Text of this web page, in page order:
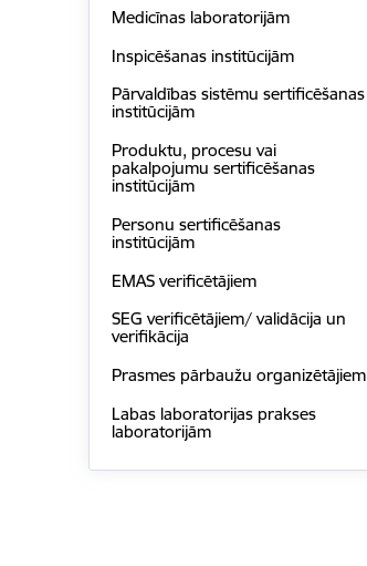
Medicīnas laboratorijām
Inspicēšanas institūcijām
Pārvaldības sistēmu sertificēšanas
institūcijām
Produktu, procesu vai
pakalpojumu sertificēšanas
institūcijām
Personu sertificēšanas
institūcijām
EMAS verificētājiem
SEG verificētājiem/ validācija un
verifikācija
Prasmes pārbaužu organizētājiem
Labas laboratorijas prakses
laboratorijām